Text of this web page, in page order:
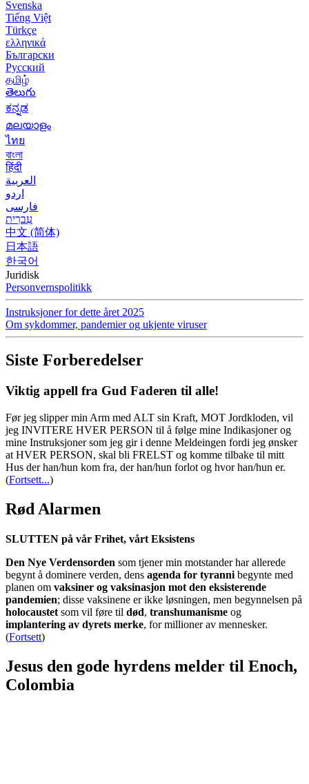
Svenska
Tiếng Việt
Türkçe
ελληνικά
Български
Русский
தமிழ்
తెలుగు
ಕನ್ನಡ
മലയാളം
ไทย
বাংলা
हिंदी
العربية
اردو
فارسی
עִברִית
中文 (简体)
日本語
한국어
Juridisk
Personvernspolitikk
Instruksjoner for dette året 2025
Om sykdommer, pandemier og ukjente viruser
Siste Forberedelser
Viktig appell fra Gud Faderen til alle!
Før jeg slipper min Arm med ALT sin Kraft, MOT Jordkloden, vil
jeg INVITERE HVER PERSON til å følge mine Indikasjoner og
mine Instruksjoner som jeg gir i denne Meldeingen fordi jeg ønsker
at HVER PERSON, skal bli FRELST og komme tilbake til mitt
Hus der han/hun kom fra, der han/hun forlot og hvor han/hun er.
(Fortsett...)
Rød Alarmen
SLUTTEN på vår Frihet, vårt Eksistens
Den Nye Verdensorden som tjener min motstander har allerede
begynt å dominere verden, dens agenda for tyranni begynte med
planen om vaksiner og vaksinasjon mot den eksisterende
pandemien; disse vaksinene er ikke løsningen, men begynnelsen på
holocaustet som vil føre til død, transhumanisme og
implantering av dyrets merke, for millioner av mennesker.
(Fortsett)
Jesus den gode hyrdens melder til Enoch,
Colombia